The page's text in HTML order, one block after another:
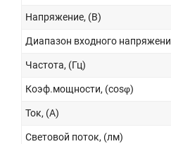
Напряжение, (В)
Диапазон входного
Частота, (Гц)
Коэф.мощности, (cosφ)
Ток, (А)
Световой поток, (лм)